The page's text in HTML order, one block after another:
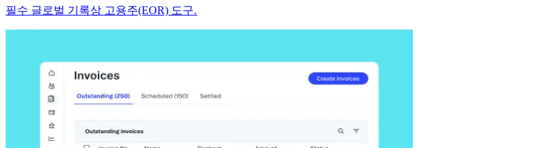
필수 글로벌 기록상 고용주(EOR) 도구.​​